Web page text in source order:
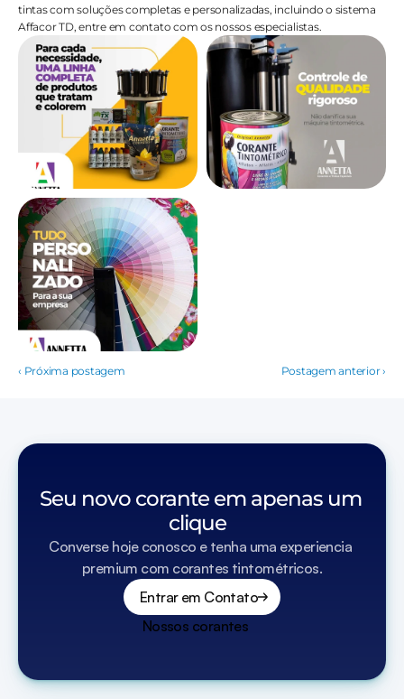
tintas com soluções completas e personalizadas, incluindo o sistema
Affacor TD, entre em contato com os nossos especialistas.
‹ Próxima postagem Postagem anterior ›
Seu novo corante em apenas um
clique
Converse hoje conosco e tenha uma experiencia
premium com corantes tintométricos.
Entrar em Contato
Nossos corantes